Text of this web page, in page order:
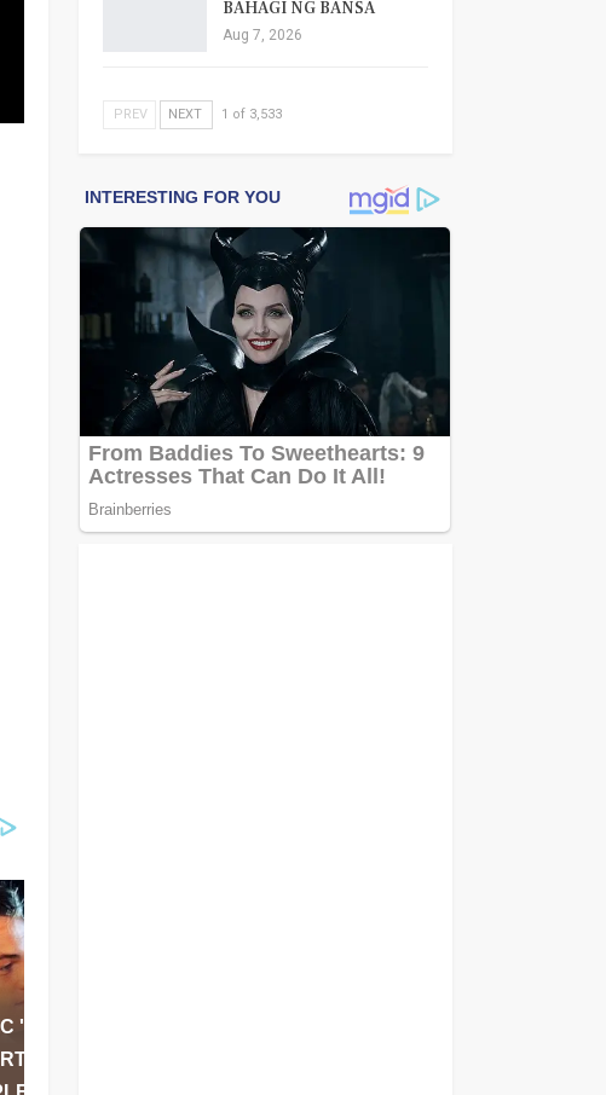
BAHAGI NG BANSA
Aug 7, 2026
PREV NEXT 1 of 3,533